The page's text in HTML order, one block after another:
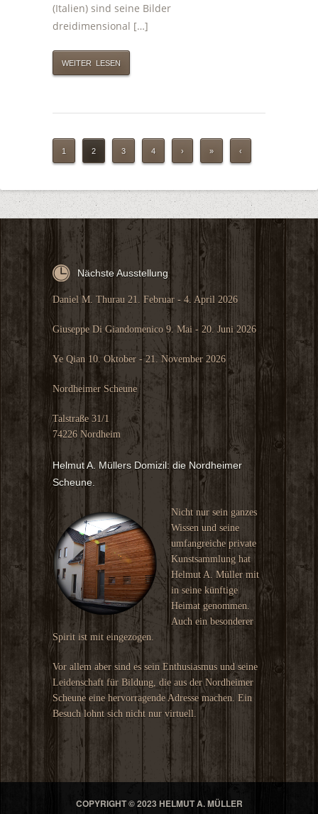
(Italien) sind seine Bilder
dreidimensional […]
WEITER LESEN
‹
1 2 3 4 › »
Nächste Ausstellung
Daniel M. Thurau 21. Februar - 4. April 2026
Giuseppe Di Giandomenico 9. Mai - 20. Juni 2026
Ye Qian 10. Oktober - 21. November 2026
Nordheimer Scheune
Talstraße 31/1
74226 Nordheim
Helmut A. Müllers Domizil: die Nordheimer
Scheune.
Nicht nur sein ganzes
Wissen und seine
umfangreiche private
Kunstsammlung hat
Helmut A. Müller mit
in seine künftige
Heimat genommen.
Auch ein besonderer
Spirit ist mit eingezogen.
Vor allem aber sind es sein Enthusiasmus und seine
Leidenschaft für Bildung, die aus der Nordheimer
Scheune eine hervorragende Adresse machen. Ein
Besuch lohnt sich nicht nur virtuell.
COPYRIGHT © 2023 HELMUT A. MÜLLER